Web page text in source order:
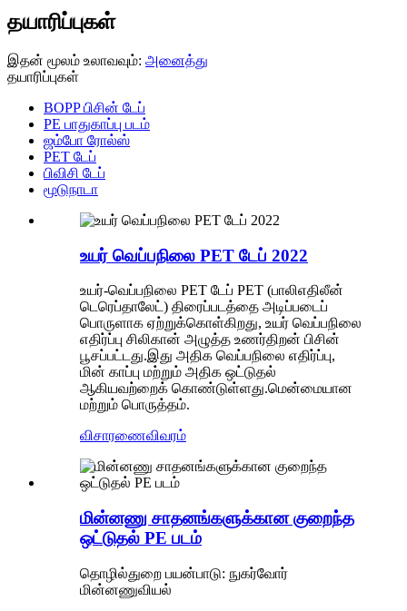
தயாரிப்புகள்
இதன் மூலம் உலாவவும்: அனைத்து
தயாரிப்புகள்
BOPP பிசின் டேப்
PE பாதுகாப்பு படம்
ஜம்போ ரோல்ஸ்
PET டேப்
பிவிசி டேப்
மூடுநாடா
உயர் வெப்பநிலை PET டேப் 2022
உயர்-வெப்பநிலை PET டேப் PET (பாலிஎதிலீன்
டெரெப்தாலேட்) திரைப்படத்தை அடிப்படைப்
பொருளாக ஏற்றுக்கொள்கிறது, உயர் வெப்பநிலை
எதிர்ப்பு சிலிகான் அழுத்த உணர்திறன் பிசின்
பூசப்பட்டது.இது அதிக வெப்பநிலை எதிர்ப்பு,
மின் காப்பு மற்றும் அதிக ஒட்டுதல்
ஆகியவற்றைக் கொண்டுள்ளது.மென்மையான
மற்றும் பொருத்தம்.
விசாரணைவிவரம்
மின்னணு சாதனங்களுக்கான குறைந்த
ஒட்டுதல் PE படம்
தொழில்துறை பயன்பாடு: நுகர்வோர்
மின்னணுவியல்